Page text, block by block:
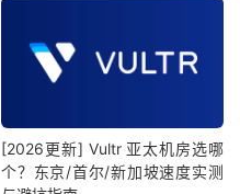
[2026更新] Vultr 亚太机房选哪
个？东京/首尔/新加坡速度实测